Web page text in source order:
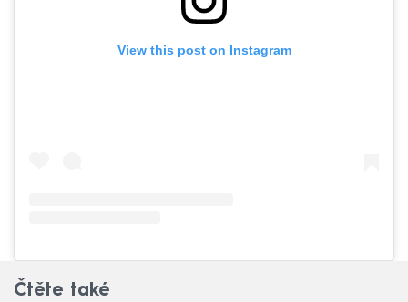
View this post on Instagram
Čtěte také